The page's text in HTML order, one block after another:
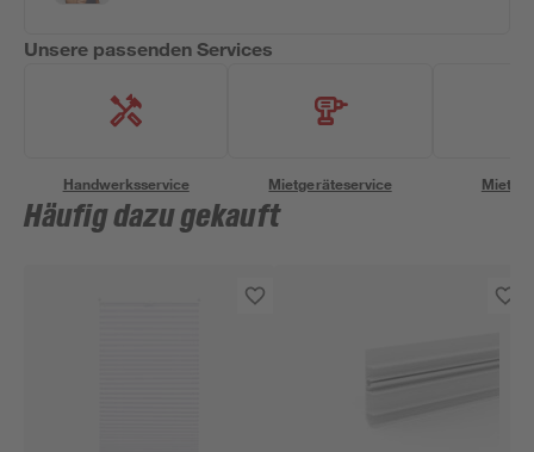
Unsere passenden Services
Handwerksservice Mietgeräteservice
Häufig dazu gekauft